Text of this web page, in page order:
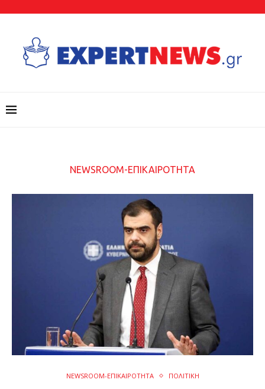
NEWSROOM-ΕΠΙΚΑΙΡΟΤΗΤΑ
NEWSROOM-ΕΠΙΚΑΙΡΟΤΗΤΑ ΠΟΛΙΤΙΚΗ